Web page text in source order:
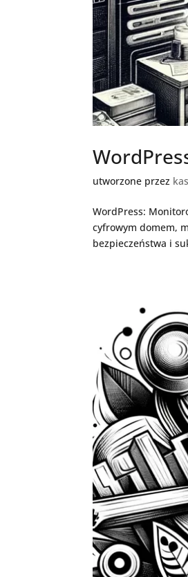
utworzone przez
WordPress:
cyfrowym domem,
bezpieczeństwa i